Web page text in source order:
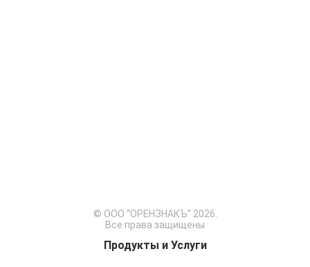
© ООО “ОРЕНЗНАКЪ” 2026.
Все права защищены
Продукты и Услуги